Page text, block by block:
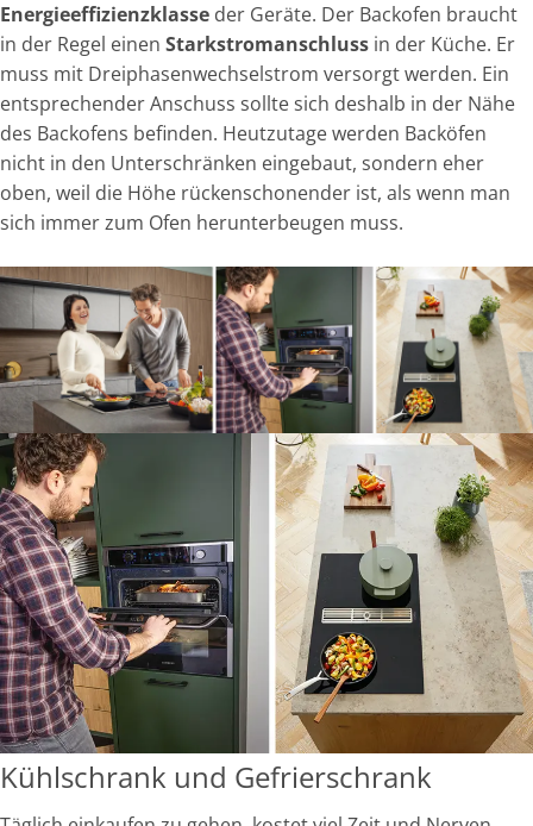
Energieeffizienzklasse der Geräte. Der Backofen braucht
in der Regel einen Starkstromanschluss in der Küche. Er
muss mit Dreiphasenwechselstrom versorgt werden. Ein
entsprechender Anschuss sollte sich deshalb in der Nähe
des Backofens befinden. Heutzutage werden Backöfen
nicht in den Unterschränken eingebaut, sondern eher
oben, weil die Höhe rückenschonender ist, als wenn man
sich immer zum Ofen herunterbeugen muss.
Kühlschrank und Gefrierschrank